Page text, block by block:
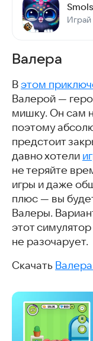
Валера
В этом
Валерой —
мишку. Он сам
поэтому
предстоит
давно хотели
не теряйте
игры и даже
плюс — вы
Валеры.
этот
не разочарует.
Скачать